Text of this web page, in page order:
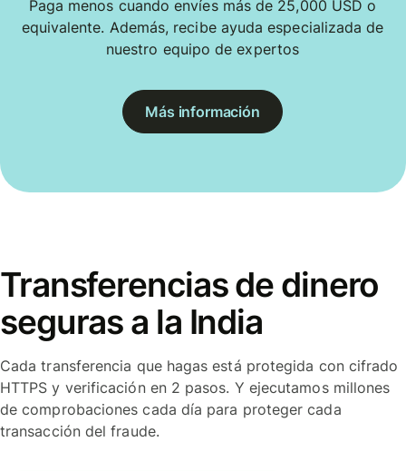
Paga menos cuando envíes más de 25,000 USD o
equivalente. Además, recibe ayuda especializada de
nuestro equipo de expertos
Más información
Transferencias de dinero
seguras a la India
Cada transferencia que hagas está protegida con cifrado
HTTPS y verificación en 2 pasos. Y ejecutamos millones
de comprobaciones cada día para proteger cada
transacción del fraude.